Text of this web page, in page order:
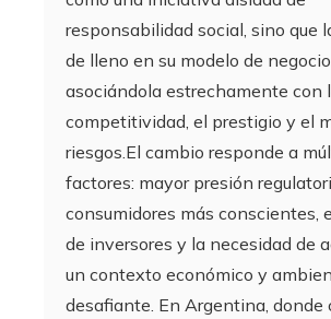
responsabilidad social, sino que
de lleno en su modelo de negocio,
asociándola estrechamente con
competitividad, el prestigio y el
riesgos.El cambio responde a
factores: mayor presión
consumidores más conscientes,
de inversores y la necesidad de
un contexto económico y
desafiante. En Argentina, donde